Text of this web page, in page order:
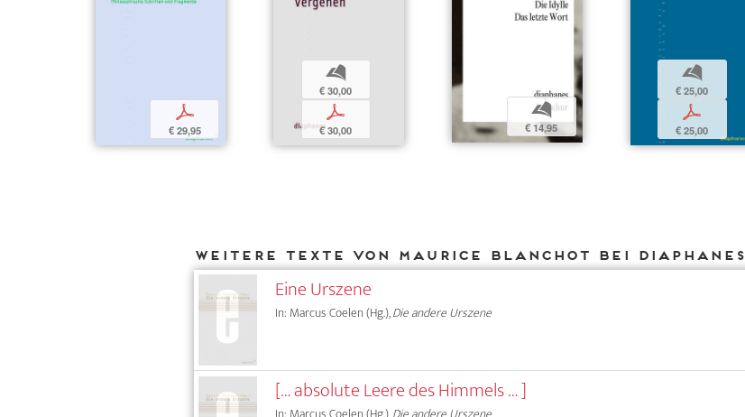
p
€ 29,95
b
€ 30,00
p
€ 30,00
b
€ 14,95
b
€ 25,00
p
€ 25,00
Weitere Texte von Maurice Blanchot bei DIAPHANES
Eine Urszene
In: Marcus Coelen (Hg.),Die andere Urszene
[… absolute Leere des Himmels … ]